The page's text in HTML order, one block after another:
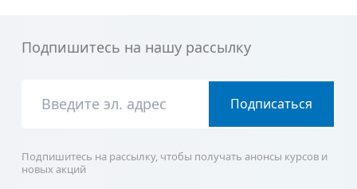
Подпишитесь на нашу рассылку
Подписаться
Подпишитесь на рассылку, чтобы получать анонсы курсов и
новых акций